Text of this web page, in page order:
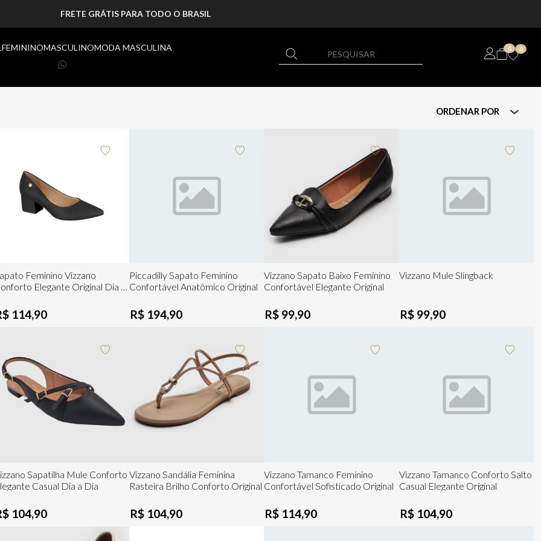
FRETE GRÁTIS PARA TODO O BRASIL
FEMININOMASCULINOMODA MASCULINA 0 0
ORDENAR POR
Feminino Vizzano
Elegante Original Dia a
114,90
Piccadilly Sapato Feminino
Confortável Anatômico Original
R$ 194,90
Vizzano Sapato Baixo Feminino
Confortável Elegante Original
R$ 99,90
Vizzano Mule Slingback
R$ 99,90
Sapatilha Mule Conforto
Casual Dia a Dia
104,90
Vizzano Sandália Feminina
Rasteira Brilho Conforto Original
R$ 104,90
Vizzano Tamanco Feminino
Confortável Sofisticado Original
R$ 114,90
Vizzano Tamanco Conforto Salto
Casual Elegante Original
R$ 104,90